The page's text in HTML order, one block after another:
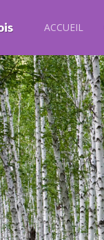
ACCUEIL